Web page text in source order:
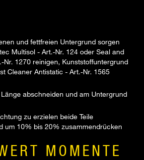
und fettfreien Untergrund sorgen
Multisol - Art.-Nr. 124 oder Seal and
Nr. 1270 reinigen, Kunststoffuntergrund
Cleaner Antistatic - Art.-Nr. 1565
abschneiden und am Untergrund
zu erzielen beide Teile
um 10% bis 20% zusammendrücken
MOMENTE